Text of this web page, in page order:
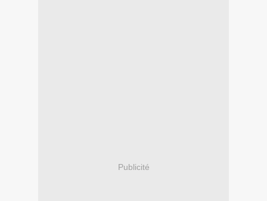
Publicité